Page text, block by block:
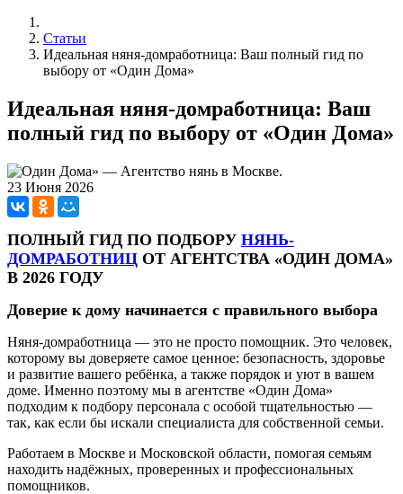
Статьи
Идеальная няня-домработница: Ваш полный гид по
выбору от «Один Дома»
Идеальная няня-домработница: Ваш
полный гид по выбору от «Один Дома»
23 Июня 2026
ПОЛНЫЙ ГИД ПО ПОДБОРУ НЯНЬ-
ДОМРАБОТНИЦ ОТ АГЕНТСТВА «ОДИН ДОМА»
В 2026 ГОДУ
Доверие к дому начинается с правильного выбора
Няня-домработница — это не просто помощник. Это человек,
которому вы доверяете самое ценное: безопасность, здоровье
и развитие вашего ребёнка, а также порядок и уют в вашем
доме. Именно поэтому мы в агентстве «Один Дома»
подходим к подбору персонала с особой тщательностью —
так, как если бы искали специалиста для собственной семьи.
Работаем в Москве и Московской области, помогая семьям
находить надёжных, проверенных и профессиональных
помощников.